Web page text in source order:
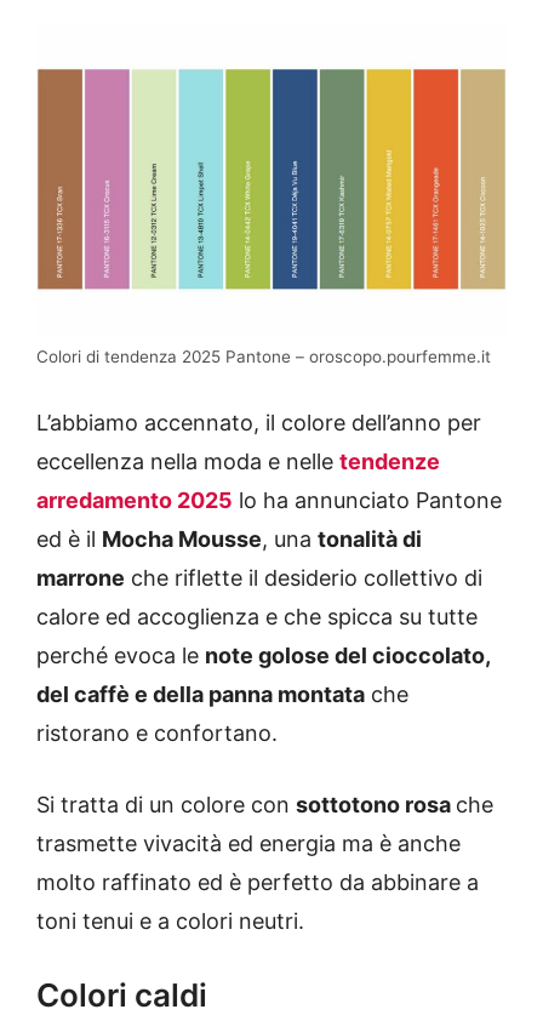
Colori di tendenza 2025 Pantone – oroscopo.pourfemme.it
L’abbiamo accennato, il colore dell’anno per
eccellenza nella moda e nelle tendenze
arredamento 2025 lo ha annunciato Pantone
ed è il Mocha Mousse, una tonalità di
marrone che riflette il desiderio collettivo di
calore ed accoglienza e che spicca su tutte
perché evoca le note golose del cioccolato,
del caffè e della panna montata che
ristorano e confortano.
Si tratta di un colore con sottotono rosa che
trasmette vivacità ed energia ma è anche
molto raffinato ed è perfetto da abbinare a
toni tenui e a colori neutri.
Colori caldi